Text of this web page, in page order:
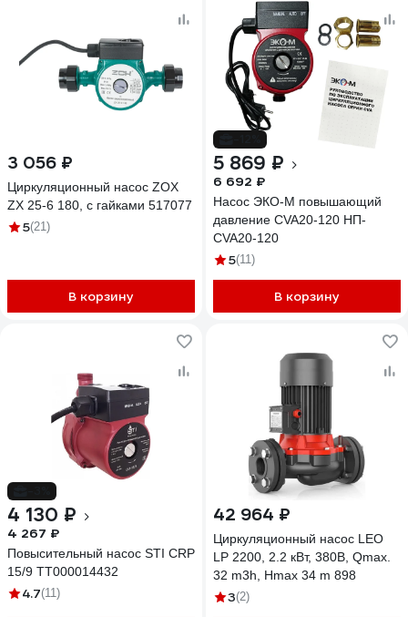
3 056 ₽
Циркуляционный насос ZOX
ZX 25-6 180, с гайками 517077
5(21)
В корзину
5 869 ₽
6 692 ₽
Насос ЭКО-М повышающий
давление CVA20-120 НП-
CVA20-120
5(11)
В корзину
4 130 ₽
4 267 ₽
Повысительный насос STI CRP
15/9 ТТ000014432
4.7(11)
42 964 ₽
Циркуляционный насос LEO
LP 2200, 2.2 кВт, 380В, Qmax.
32 m3h, Hmax 34 m 898
3(2)